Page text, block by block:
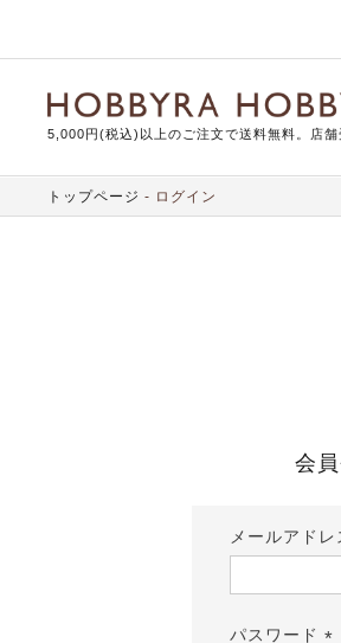
5,000円(税込)以上のご注文で送料無料。店舗
トップページ ログイン
会
メールアドレ
パスワード